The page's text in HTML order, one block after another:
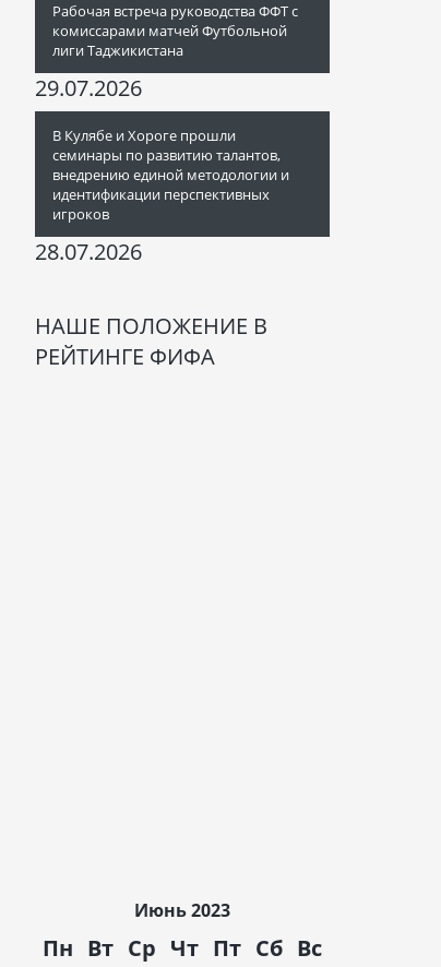
Рабочая встреча руководства ФФТ с
комиссарами матчей Футбольной
лиги Таджикистана
29.07.2026
В Кулябе и Хороге прошли
семинары по развитию талантов,
внедрению единой методологии и
идентификации перспективных
игроков
28.07.2026
НАШЕ ПОЛОЖЕНИЕ В
РЕЙТИНГЕ ФИФА
Июнь 2023
Пн Вт Ср Чт Пт Сб Вс